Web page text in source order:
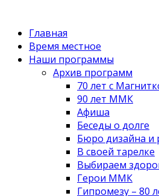
Главная
Время местное
Наши программы
Архив программ
70 лет с
90 лет ММК
Афиша
Беседы о долге
Бюро дизайна и
В своей тарелке
Выбираем
Герои ММК
Гипромезу – 80